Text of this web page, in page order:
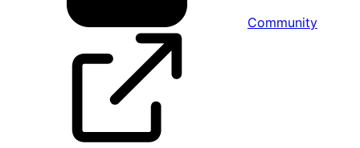
Community